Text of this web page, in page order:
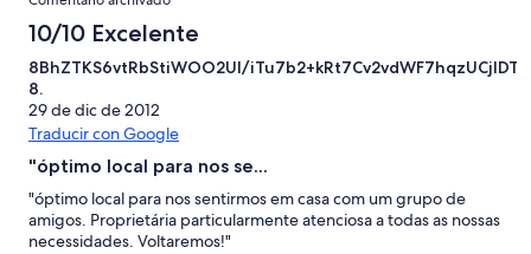
10/10 Excelente
8BhZTKS6vtRbStiWOO2UI/
8.
29 de dic de 2012
Traducir con Google
"óptimo local para nos se...
"óptimo local para nos sentirmos em casa com um grupo de
amigos. Proprietária particularmente atenciosa a todas as nossas
necessidades. Voltaremos!"